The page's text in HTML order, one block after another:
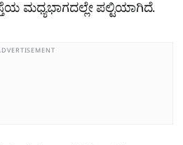
ಮಧ್ಯಭಾಗದಲ್ಲೇ ಪಲ್ಟಿಯಾಗಿದೆ.